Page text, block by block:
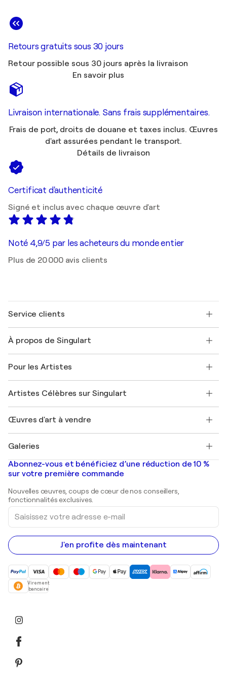
Retours gratuits sous 30 jours
Retour possible sous 30 jours après la livraison
En savoir plus
Livraison internationale. Sans frais supplémentaires.
Frais de port, droits de douane et taxes inclus. Œuvres
d'art assurées pendant le transport.
Détails de livraison
Certificat d'authenticité
Signé et inclus avec chaque œuvre d'art
Noté 4,9/5 par les acheteurs du monde entier
Plus de 20 000 avis clients
Service clients
Expédition
Offrir une carte cadeau
Rejoignez notre programme commercial
Mon compte
+33 1 76 44 06 42
À propos de Singulart
FAQ
Magazine Singulart
Emplois
Découvrez une sélection d'art original
Pour les Artistes
Se connecter en tant qu'Artiste
Artistes Célèbres sur Singulart
Marc Chagall
Banksy
Mr. Brainwash
Shepard Fairey
Œuvres d'art à vendre
Tableaux abstraits à vendre
Peintures de paysage
Estampes
Peintures acryliques
Galeries
Galeries d'art en France
Galeries d'art en Belgique
Abonnez-vous et bénéficiez d’une réduction de 10 %
sur votre première commande
Nouvelles œuvres, coups de cœur de nos conseillers,
fonctionnalités exclusives.
Saisissez
votre
adresse
e-
mail
J'en profite dès maintenant
Virement
bancaire